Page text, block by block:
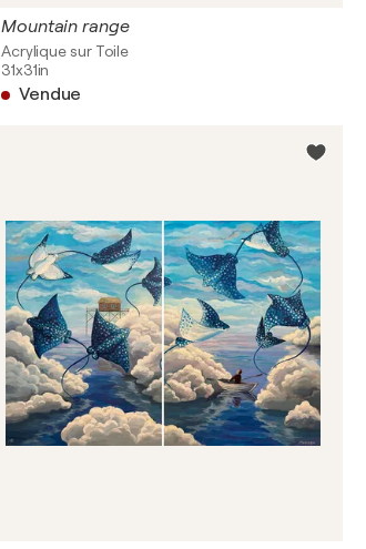
Mountain range
Acrylique sur Toile
31x31in
Vendue